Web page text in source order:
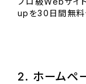
upを30日間無料
2. ホームペ